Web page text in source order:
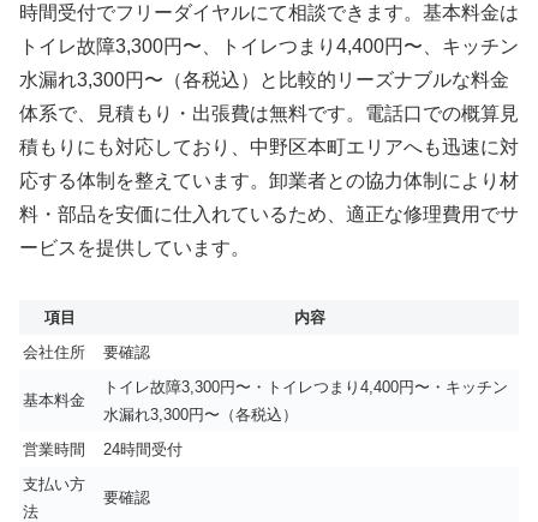
時間受付でフリーダイヤルにて相談できます。基本料金は
トイレ故障3,300円〜、トイレつまり4,400円〜、キッチン
水漏れ3,300円〜（各税込）と比較的リーズナブルな料金
体系で、見積もり・出張費は無料です。電話口での概算見
積もりにも対応しており、中野区本町エリアへも迅速に対
応する体制を整えています。卸業者との協力体制により材
料・部品を安価に仕入れているため、適正な修理費用でサ
ービスを提供しています。
項目
内容
会社住所
要確認
基本料金
トイレ故障3,300円〜・トイレつまり4,400円〜・キッチン
水漏れ3,300円〜（各税込）
営業時間
24時間受付
支払い方
法
要確認